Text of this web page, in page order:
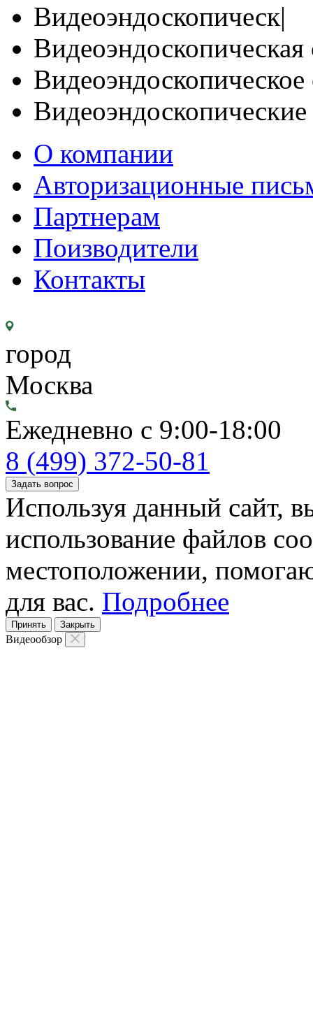
Видеоэндоскопическ|
Видеоэндоскопическая
О компании
Авторизационные
Партнерам
Поизводители
Контакты
город
Москва
Ежедневно с 9:00-18:00
8 (499) 372-50-81
Задать вопрос
Используя данный сайт,
использование файлов
местоположении,
для вас. Подробнее
Принять Закрыть
Видеообзор